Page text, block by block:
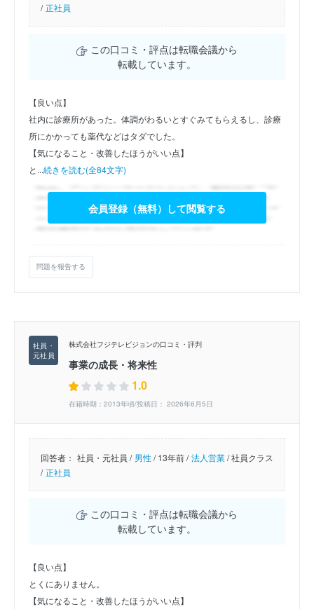
/ 正社員
この口コミ・評点は転職会議から
転載しています。
【良い点】
社内に診療所があった。体調がわるいとすぐみてもらえるし、診療
所にかかっても薬代などはタダでした。
【気になること・改善したほうがいい点】
と...続きを読む(全84文字)
会員登録（無料）して閲覧する
問題を報告する
株式会社フジテレビジョンの口コミ・評判
事業の成長・将来性
1.0
在籍時期：2013年頃/投稿日： 2026年6月5日
回答者： 社員・元社員 / 男性/13年前 / 法人営業/社員クラス
/ 正社員
この口コミ・評点は転職会議から
転載しています。
【良い点】
とくにありません。
【気になること・改善したほうがいい点】